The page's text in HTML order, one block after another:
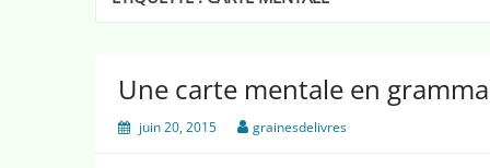
Une carte mentale en
juin 20, 2015 grainesdelivres